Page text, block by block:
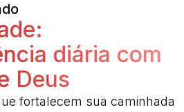
diária com
Deus
fortalecem sua caminhada